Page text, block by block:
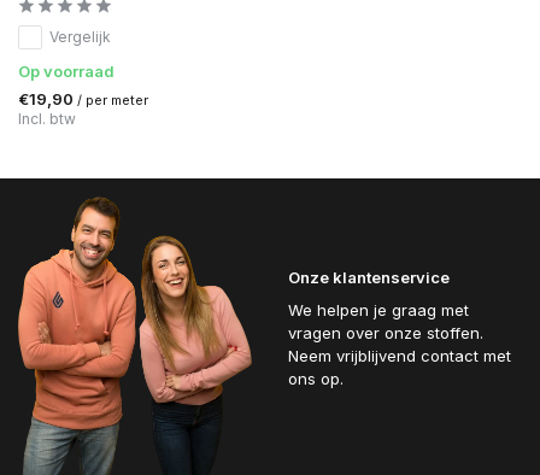
Vergelijk
Op voorraad
€19,90 / per meter
Incl. btw
Onze klantenservice
We helpen je graag met
vragen over onze stoffen.
Neem vrijblijvend contact met
ons op.